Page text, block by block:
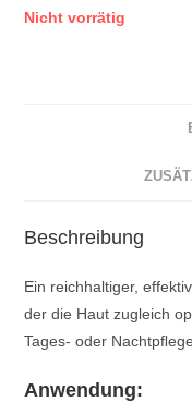
Nicht vorrätig
Beschreibung
Ein reichhaltiger,
der die Haut zugleich
Tages- oder
Anwendung: